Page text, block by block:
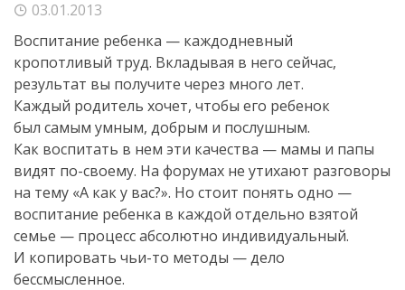
03.01.2013
Воспитание ребенка — каждодневный
кропотливый труд. Вкладывая в него сейчас,
результат вы получите через много лет.
Каждый родитель хочет, чтобы его ребенок
был самым умным, добрым и послушным.
Как воспитать в нем эти качества — мамы и папы
видят по-своему. На форумах не утихают разговоры
на тему «А как у вас?». Но стоит понять одно —
воспитание ребенка в каждой отдельно взятой
семье — процесс абсолютно индивидуальный.
И копировать чьи-то методы — дело
бессмысленное.